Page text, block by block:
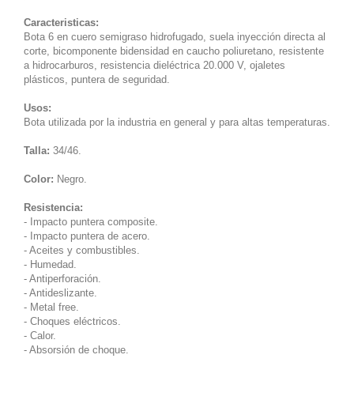
Caracteristicas:
Bota 6 en cuero semigraso hidrofugado, suela inyección directa al
corte, bicomponente bidensidad en caucho poliuretano, resistente
a hidrocarburos, resistencia dieléctrica 20.000 V, ojaletes
plásticos, puntera de seguridad.
Usos:
Bota utilizada por la industria en general y para altas temperaturas.
Talla: 34/46.
Color: Negro.
Resistencia:
- Impacto puntera composite.
- Impacto puntera de acero.
- Aceites y combustibles.
- Humedad.
- Antiperforación.
- Antideslizante.
- Metal free.
- Choques eléctricos.
- Calor.
- Absorsión de choque.